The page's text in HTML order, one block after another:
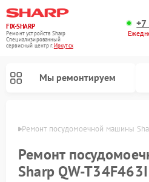
FIX-SHARP
Ремонт устройств Sharp
Специализированный
cервисный центр г.Иркутск
Мы ремонтируем
Ремонт посудомоечной машины
Ремонт
Sharp QW-